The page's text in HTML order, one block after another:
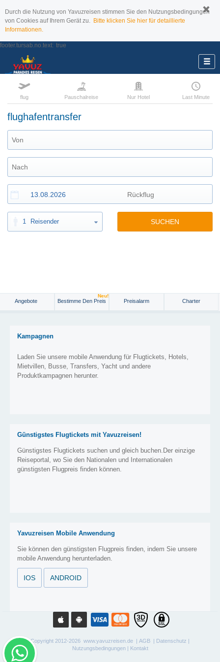
Durch die Nutzung von Yavuzreisen stimmen Sie den Nutzungsbedingungen
von Cookies auf Ihrem Gerät zu. Bitte klicken Sie hier für detaillierte
Informationen.
footer.tursab.no.text: true
flug Pauschalreise Nur Hotel Last Minute
flughafentransfer
1 Reisender SUCHEN
Angebote Bestimme Den Preis
Neu!
Preisalarm Charter
Kampagnen
Laden Sie unsere mobile Anwendung für Flugtickets, Hotels,
Mietvillen, Busse, Transfers, Yacht und andere
Produktkampagnen herunter.
Günstigstes Flugtickets mit Yavuzreisen!
Günstigstes Flugtickets suchen und gleich buchen.Der einzige
Reiseportal, wo Sie den Nationalen und Internationalen
günstigsten Flugpreis finden können.
Yavuzreisen Mobile Anwendung
Sie können den günstigsten Flugpreis finden, indem Sie unsere
mobile Anwendung herunterladen.
IOS ANDROID
Copyright 2012-2026 www.yavuzreisen.de | AGB | Datenschutz |
Nutzungsbedingungen| Kontakt